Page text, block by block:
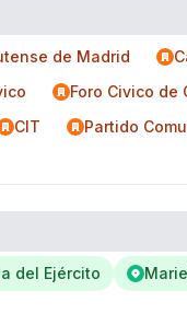
de Madrid
Foro Civico de
CIT
Partido
del Ejército